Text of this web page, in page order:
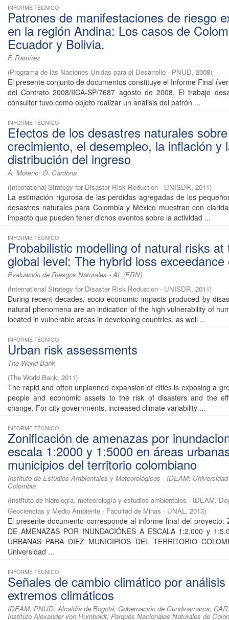
INFORME TÉCNICO
Patrones de manifestaciones de riesgo
en la región Andina: Los casos de
Ecuador y Bolivia.
F. Ramírez
(Programa de las Naciones Unidas para el Desarrollo - PNUD, 2008)
El presente conjunto de documentos constituye el Informe Final
del Contrato 2008/IICA-SP/7687 agosto de 2008. El trabajo
consultor tuvo como objeto realizar un análisis del patrón ...
INFORME TÉCNICO
Efectos de los desastres naturales
crecimiento, el desempleo, la inflación y
distribución del ingreso
A. Moreno; O. Cardona
(International Strategy for Disaster Risk Reduction - UNISDR, 2011)
La estimación rigurosa de las perdidas agregadas de los
desastres naturales para Colombia y México muestran con
impacto que pueden tener dichos eventos sobre la actividad ...
INFORME TÉCNICO
Probabilistic modelling of natural risks at
global level: The hybrid loss
Evaluación de Riesgos Naturales - AL (ERN)
(International Strategy for Disaster Risk Reduction - UNISDR, 2011)
During recent decades, socio-economic impacts produced by
natural phenomena are an indication of the high vulnerability of
located in vulnerable areas in developing countries, as well ...
INFORME TÉCNICO
Urban risk assessments
The World Bank
(The World Bank, 2011)
The rapid and often unplanned expansion of cities is exposing a
people and economic assets to the risk of disasters and the
change. For city governments, increased climate variability ...
INFORME TÉCNICO
Zonificación de amenazas por
escala 1:2000 y 1:5000 en áreas
municipios del territorio colombiano
Instituto de Estudios Ambientales y Meteorológicos - IDEAM;
Colombia
(Instituto de hidrología, meteorología y estudios ambientales - IDEAM,
Geociencias y Medio Ambiente - Facultad de Minas - UNAL, 2013)
El presente documento corresponde al informe final del proyecto:
DE AMENAZAS POR INUNDACIÓNES A ESCALA 1:2.000 y
URBANAS PARA DIEZ MUNICIPIOS DEL TERRITORIO
Universidad ...
INFORME TÉCNICO
Señales de cambio climático por análisis
extremos climáticos
IDEAM; PNUD; Alcaldía de Bogotá; Gobernación de Cundinamarca;
Instituto Alexander von Humboldt; Parques Nacionales Naturales de